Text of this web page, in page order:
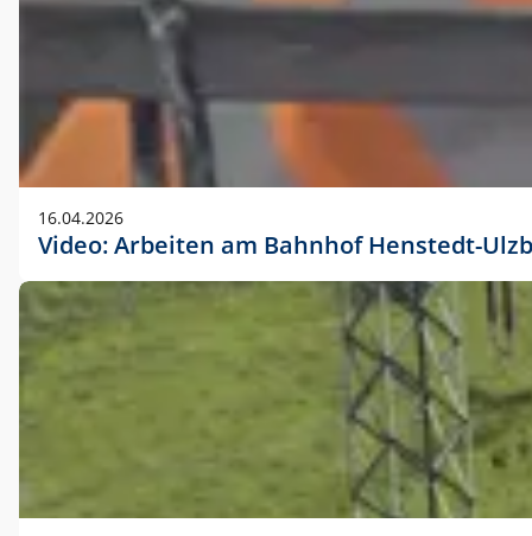
16.04.2026
Video: Arbeiten am Bahnhof Henstedt-